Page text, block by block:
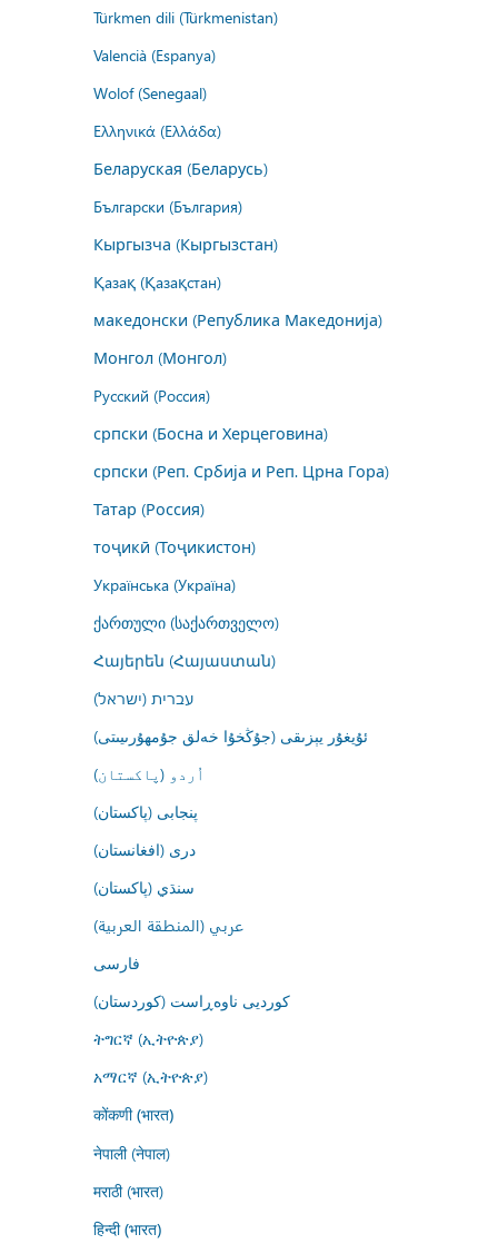
Türkmen dili (Türkmenistan)
Valencià (Espanya)
Wolof (Senegaal)
Ελληνικά (Ελλάδα)
Беларуская (Беларусь)
Български (България)
Кыргызча (Кыргызстан)
Қазақ (Қазақстан)
македонски (Република Македонија)
Монгол (Монгол)
Русский (Россия)
српски (Босна и Херцеговина)
српски (Реп. Србија и Реп. Црна Гора)
Татар (Россия)
тоҷикӣ (Тоҷикистон)
Українська (Україна)
ქართული (საქართველო)
Հայերեն (Հայաստան)
עברית (ישראל)
ئۇيغۇر يېزىقى (جۇڭخۇا خەلق جۇمھۇرىيىتى)
اُردو (پاکستان)
پنجابی (پاکستان)
درى (افغانستان)
سنڌي (پاکستان)
عربي (المنطقة العربية)
فارسى
کوردیی ناوەڕاست (کوردستان)
ትግርኛ (ኢትዮጵያ)
አማርኛ (ኢትዮጵያ)
कोंकणी (भारत)
नेपाली (नेपाल)
मराठी (भारत)
हिन्दी (भारत)